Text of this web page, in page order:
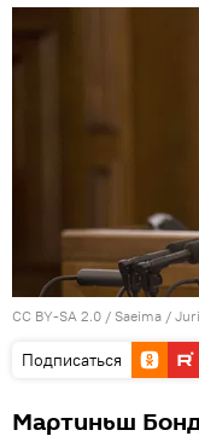
CC BY-SA 2.0 / Saeima /
Подписаться
Мартиньш